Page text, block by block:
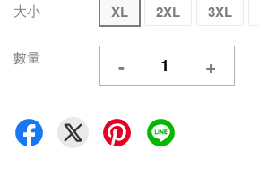
大小 XL 2XL 3XL
數量 - +